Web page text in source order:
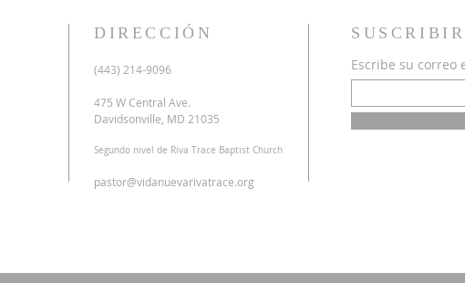
DIRECCIÓN
(443) 214-9096
475 W Central Ave.
Davidsonville, MD 21035
Segundo nivel de Riva Trace Baptist Church
pastor@vidanuevarivatrace.org
Escribe su correo